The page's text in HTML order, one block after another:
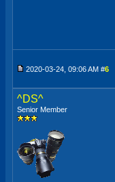
2020-03-24, 09:06 AM #6
^DS^
Senior Member